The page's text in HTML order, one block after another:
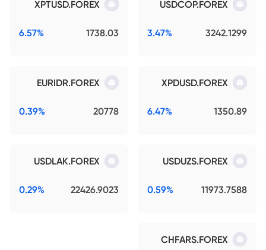
USDCOP.FOREX
3242.1299
3.47%
XPTUSD.FOREX
1738.03
6.57%
XPDUSD.FOREX
1350.89
6.47%
EURIDR.FOREX
20778
0.39%
USDUZS.FOREX
11973.7588
0.59%
USDLAK.FOREX
22426.9023
0.29%
CHFARS.FOREX